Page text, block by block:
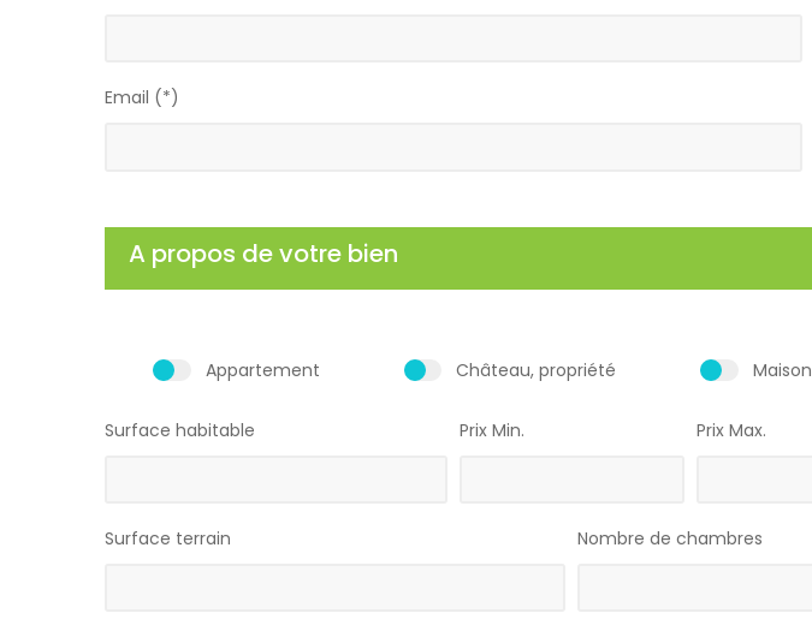
Email (*)
A propos de votre bien
Appartement Château, propriété Maison
Surface habitable Prix Min. Prix Max.
Surface terrain Nombre de chambres